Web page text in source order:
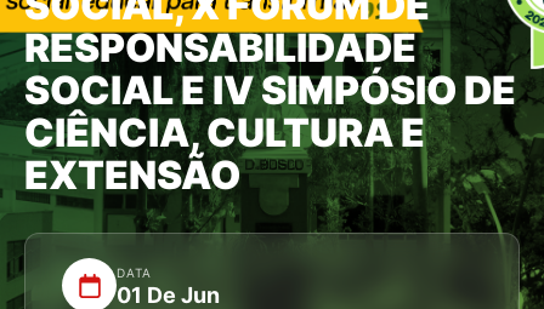
RESPONSABILIDADE
SOCIAL E IV SIMPÓSIO DE
CIÊNCIA, CULTURA E
EXTENSÃO
DATA
01 De Jun